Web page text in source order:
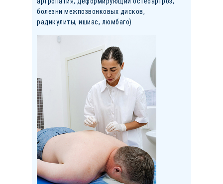
болезни межпозвонковых дисков,
радикулиты, ишиас, люмбаго)